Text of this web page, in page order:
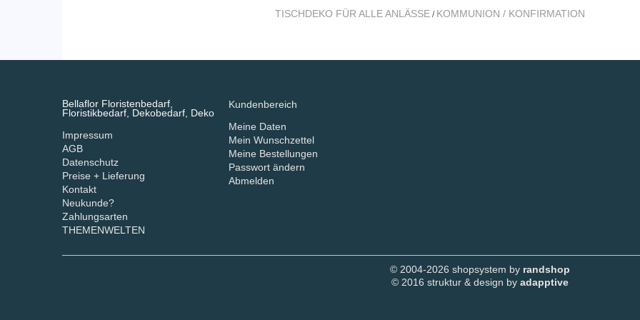
TISCHDEKO FÜR ALLE ANLÄSSE/ KOMMUNION / KONFIRMATION
Bellaflor Floristenbedarf,
Floristikbedarf, Dekobedarf, Deko
Impressum
AGB
Datenschutz
Preise + Lieferung
Kontakt
Neukunde?
Zahlungsarten
THEMENWELTEN
Kundenbereich
Meine Daten
Mein Wunschzettel
Meine Bestellungen
Passwort ändern
Abmelden
© 2004-2026 shopsystem by randshop
© 2016 struktur & design by adapptive